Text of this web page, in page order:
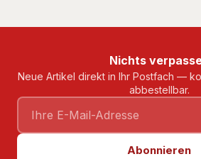
Nichts
Neue Artikel direkt in Ihr Postfach —
abbestellbar.
Abonnieren